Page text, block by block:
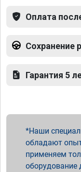
Оплата
Сохранение
Гарантия 5
Наши
обладают
применяем
оборудование